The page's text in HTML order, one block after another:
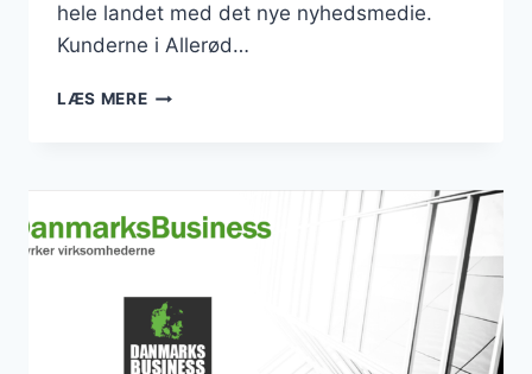
hele landet med det nye nyhedsmedie.
Kunderne i Allerød…
LÆS MEREBUSINESSALLERØD.DK